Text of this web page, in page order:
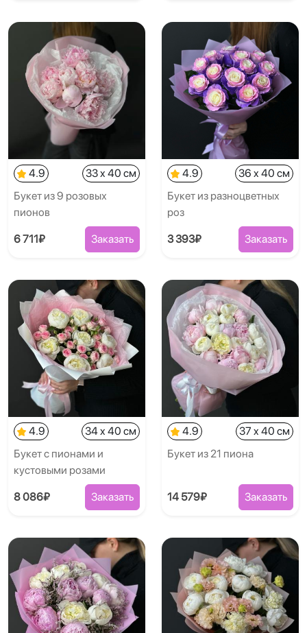
4.9
33 x 40 см
Букет из 9 розовых
пионов
6 711₽ Заказать
4.9
36 x 40 см
Букет из разноцветных
роз
3 393₽ Заказать
4.9
34 x 40 см
Букет с пионами и
кустовыми розами
8 086₽ Заказать
4.9
37 x 40 см
Букет из 21 пиона
14 579₽ Заказать